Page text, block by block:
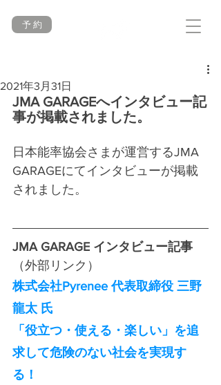
予 約
2021年3月31日
JMA GARAGEへインタビュー記
事が掲載されました。
日本能率協会さまが運営するJMA
GARAGEにてインタビューが掲載
されました。
JMA GARAGE インタビュー記事
（外部リンク）
株式会社Pyrenee 代表取締役 三野
龍太 氏
「役立つ・使える・楽しい」を追
求して危険のない社会を実現す
る！